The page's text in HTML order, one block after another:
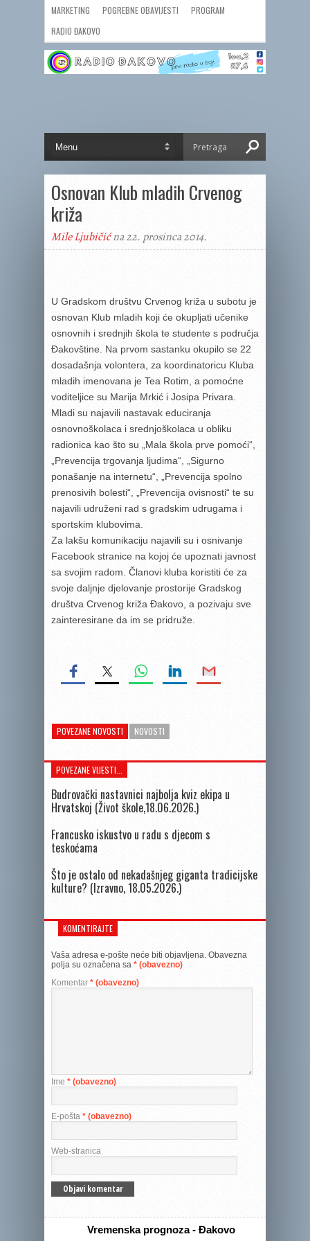
MARKETING POGREBNE OBAVIJESTI
PROGRAM
RADIO ĐAKOVO
Osnovan Klub mladih Crvenog
križa
Mile Ljubičićna 22. prosinca 2014.
U Gradskom društvu Crvenog križa u subotu je
osnovan Klub mladih koji će okupljati učenike
osnovnih i srednjih škola te studente s područja
Đakovštine. Na prvom sastanku okupilo se 22
dosadašnja volontera, za koordinatoricu Kluba
mladih imenovana je Tea Rotim, a pomoćne
voditeljice su Marija Mrkić i Josipa Privara.
Mladi su najavili nastavak educiranja
osnovnoškolaca i srednjoškolaca u obliku
radionica kao što su „Mala škola prve pomoći“,
„Prevencija trgovanja ljudima“, „Sigurno
ponašanje na internetu“, „Prevencija spolno
prenosivih bolesti“, „Prevencija ovisnosti“ te su
najavili udruženi rad s gradskim udrugama i
sportskim klubovima.
Za lakšu komunikaciju najavili su i osnivanje
Facebook stranice na kojoj će upoznati javnost
sa svojim radom. Članovi kluba koristiti će za
svoje daljnje djelovanje prostorije Gradskog
društva Crvenog križa Đakovo, a pozivaju sve
zainteresirane da im se pridruže.
POVEZANE NOVOSTI NOVOSTI
POVEZANE VIJESTI...
Budrovački nastavnici najbolja kviz ekipa u
Hrvatskoj (Život škole,18.06.2026.)
Francusko iskustvo u radu s djecom s
teskoćama
Što je ostalo od nekadašnjeg giganta tradicijske
kulture? (Izravno, 18.05.2026.)
KOMENTIRAJTE
Vaša adresa e-pošte neće biti objavljena. Obavezna
polja su označena sa * (obavezno)
Komentar * (obavezno)
Ime * (obavezno)
E-pošta * (obavezno)
Web-stranica
Vremenska prognoza - Đakovo